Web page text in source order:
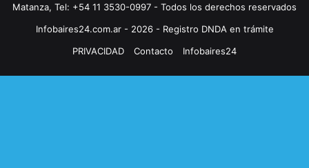
Matanza, Tel: +54 11 3530-0997 - Todos los derechos reservados
Infobaires24.com.ar - 2026 - Registro DNDA en trámite
PRIVACIDAD
Contacto Infobaires24